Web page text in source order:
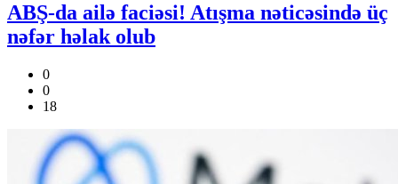
ABŞ-da ailə faciəsi! Atışma nəticəsində üç
nəfər həlak olub
0
0
18